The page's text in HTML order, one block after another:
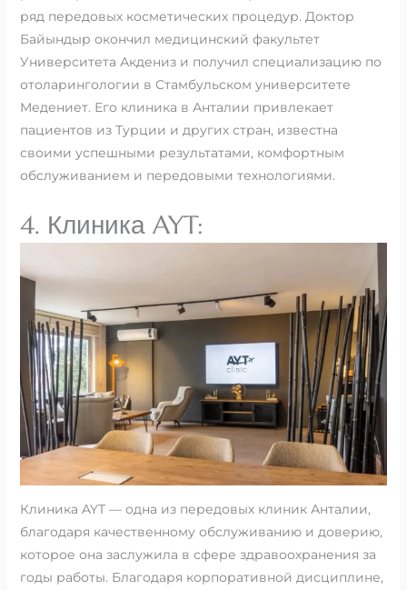
ряд передовых косметических процедур. Доктор
Байындыр окончил медицинский факультет
Университета Акдениз и получил специализацию по
отоларингологии в Стамбульском университете
Медениет. Его клиника в Анталии привлекает
пациентов из Турции и других стран, известна
своими успешными результатами, комфортным
обслуживанием и передовыми технологиями.
4. Клиника AYT:
Клиника AYT — одна из передовых клиник Анталии,
благодаря качественному обслуживанию и доверию,
которое она заслужила в сфере здравоохранения за
годы работы. Благодаря корпоративной дисциплине,